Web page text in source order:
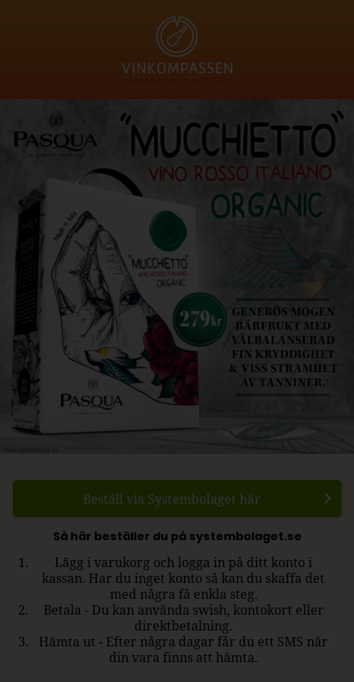
Beställ via Systembolaget här
Så här beställer du på systembolaget.se
Lägg i varukorg och logga in på ditt konto i
kassan. Har du inget konto så kan du skaffa det
med några få enkla steg.
Betala - Du kan använda swish, kontokort eller
direktbetalning.
Hämta ut - Efter några dagar får du ett SMS när
din vara finns att hämta.